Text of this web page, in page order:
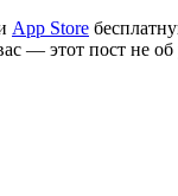
App Store
— этот пост не